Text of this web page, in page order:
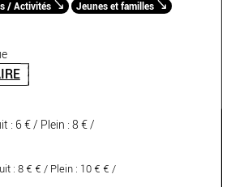
/ Activités Jeunes et familles
: 6 € / Plein : 8 € /
: 8 € € / Plein : 10 € € /